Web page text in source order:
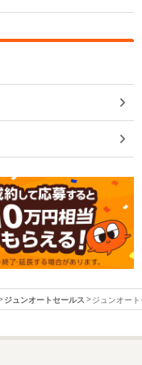
ジュンオートセールス ジュンオー